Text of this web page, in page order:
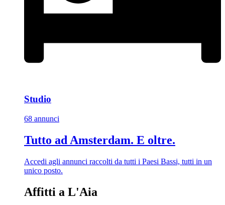
Studio
68 annunci
Tutto ad Amsterdam. E oltre.
Accedi agli annunci raccolti da tutti i Paesi Bassi, tutti in un
unico posto.
Affitti a L'Aia